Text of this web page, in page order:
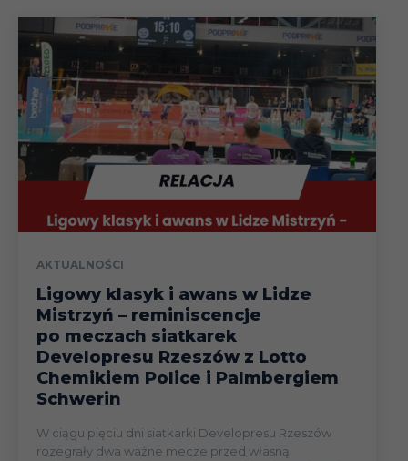
AKTUALNOŚCI
Ligowy klasyk i awans w Lidze
Mistrzyń – reminiscencje
po meczach siatkarek
Developresu Rzeszów z Lotto
Chemikiem Police i Palmbergiem
Schwerin
W ciągu pięciu dni siatkarki Developresu Rzeszów
rozegrały dwa ważne mecze przed własną